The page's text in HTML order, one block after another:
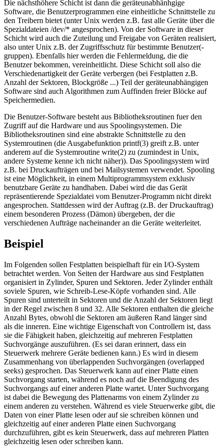
Die nächsthöhere Schicht ist dann die geräteunabhänhgige
Software, die Benutzerprogrammen eine einheitliche Schnittstelle zu
den Treibern bietet (unter Unix werden z.B. fast alle Geräte über die
Spezialdateien /dev/* angesprochen). Von der Software in dieser
Schicht wird auch die Zuteilung und Freigabe von Geräten realisiert,
also unter Unix z.B. der Zugriffsschutz für bestimmte Benutzer(-
gruppen). Ebenfalls hier werden die Fehlermeldung, die die
Benutzer bekommen, vereinheitlicht. Diese Schicht soll also die
Verschiedenartigkeit der Geräte verbergen (bei Festplatten z.B.
Anzahl der Sektoren, Blockgröße ...) Teil der geräteunabhängigen
Software sind auch Algorithmen zum Auffinden freier Blöcke auf
Speichermedien.
Die Benutzer-Software besteht aus Bibliotheksroutinen fuer den
Zugriff auf die Hardware und aus Spoolingsystemen. Die
Bibliotheksroutinen sind eine abstrakte Schnittstelle zu den
Systemroutinen (die Ausgabefunktion printf(3) greift z.B. unter
anderem auf die Systemroutine write(2) zu (zumindest in Unix,
andere Systeme kenne ich nicht näher)). Das Spoolingsystem wird
z.B. bei Druckaufträgen und bei Mailsystemen verwendet. Spooling
ist eine Möglichkeit, in einem Multiprogrammsystem exklusiv
benutzbare Geräte zu handhaben. Dabei wird die das Gerät
repräsentierende Spezialdatei vom Benutzer-Programm nicht direkt
angesprochen. Stattdessen wird der Auftrag (z.B. der Druckauftrag)
einem besonderen Prozess (Dämon) übergeben, der die
verschiedenen Aufträge nacheinander an die Geräte weiterleitet.
Beispiel
Im Folgenden sollen Festplatten beispielhaft für ein I/O-System
betrachtet werden. Von Seiten der Hardware aus sind Festplatten
organisiert in Zylinder, Spuren und Sektoren. Jeder Zylinder enthält
soviele Spuren, wie Schreib-Lese-Köpfe vorhanden sind. Alle
Spuren sind unterteilt in Sektoren und die Anzahl der Sektoren liegt
in der Regel zwischen 8 und 32. Alle Sektoren enthalten die gleiche
Anzahl Bytes, obwohl die Sektoren am äußeren Rand länger sind
als die inneren. Eine wichtige Eigenschaft von Controllern ist, dass
sie die Fähigkeit haben, gleichzeitig auf mehreren Festplatten
Suchvorgänge auszuführen. (Es sei daran erinnert, dass ein
Steuerwerk mehrere Geräte bedienen kann.) Es wird in diesem
Zusammenhang von überlappenden Suchvorgängen (overlapped
seeks) gesprochen. Das Steuerwerk kann auf einer Platte einen
Suchvorgang starten, während es noch auf die Beendigung des
Suchvorgangs auf einer anderen Platte wartet. Unter Suchvorgang
ist dabei die Bewegung des Plattenarms von einem Zylinder zu
einem anderen zu verstehen. Während es viele Steuerwerke gibt, die
Daten von einer Platte lesen oder auf sie schreiben können und
gleichzeitig auf einer anderen Platte einen Suchvorgang
durchzuführen, gibt es kein Steuerwerk, dass auf mehreren Platten
gleichzeitig lesen oder schreiben kann.